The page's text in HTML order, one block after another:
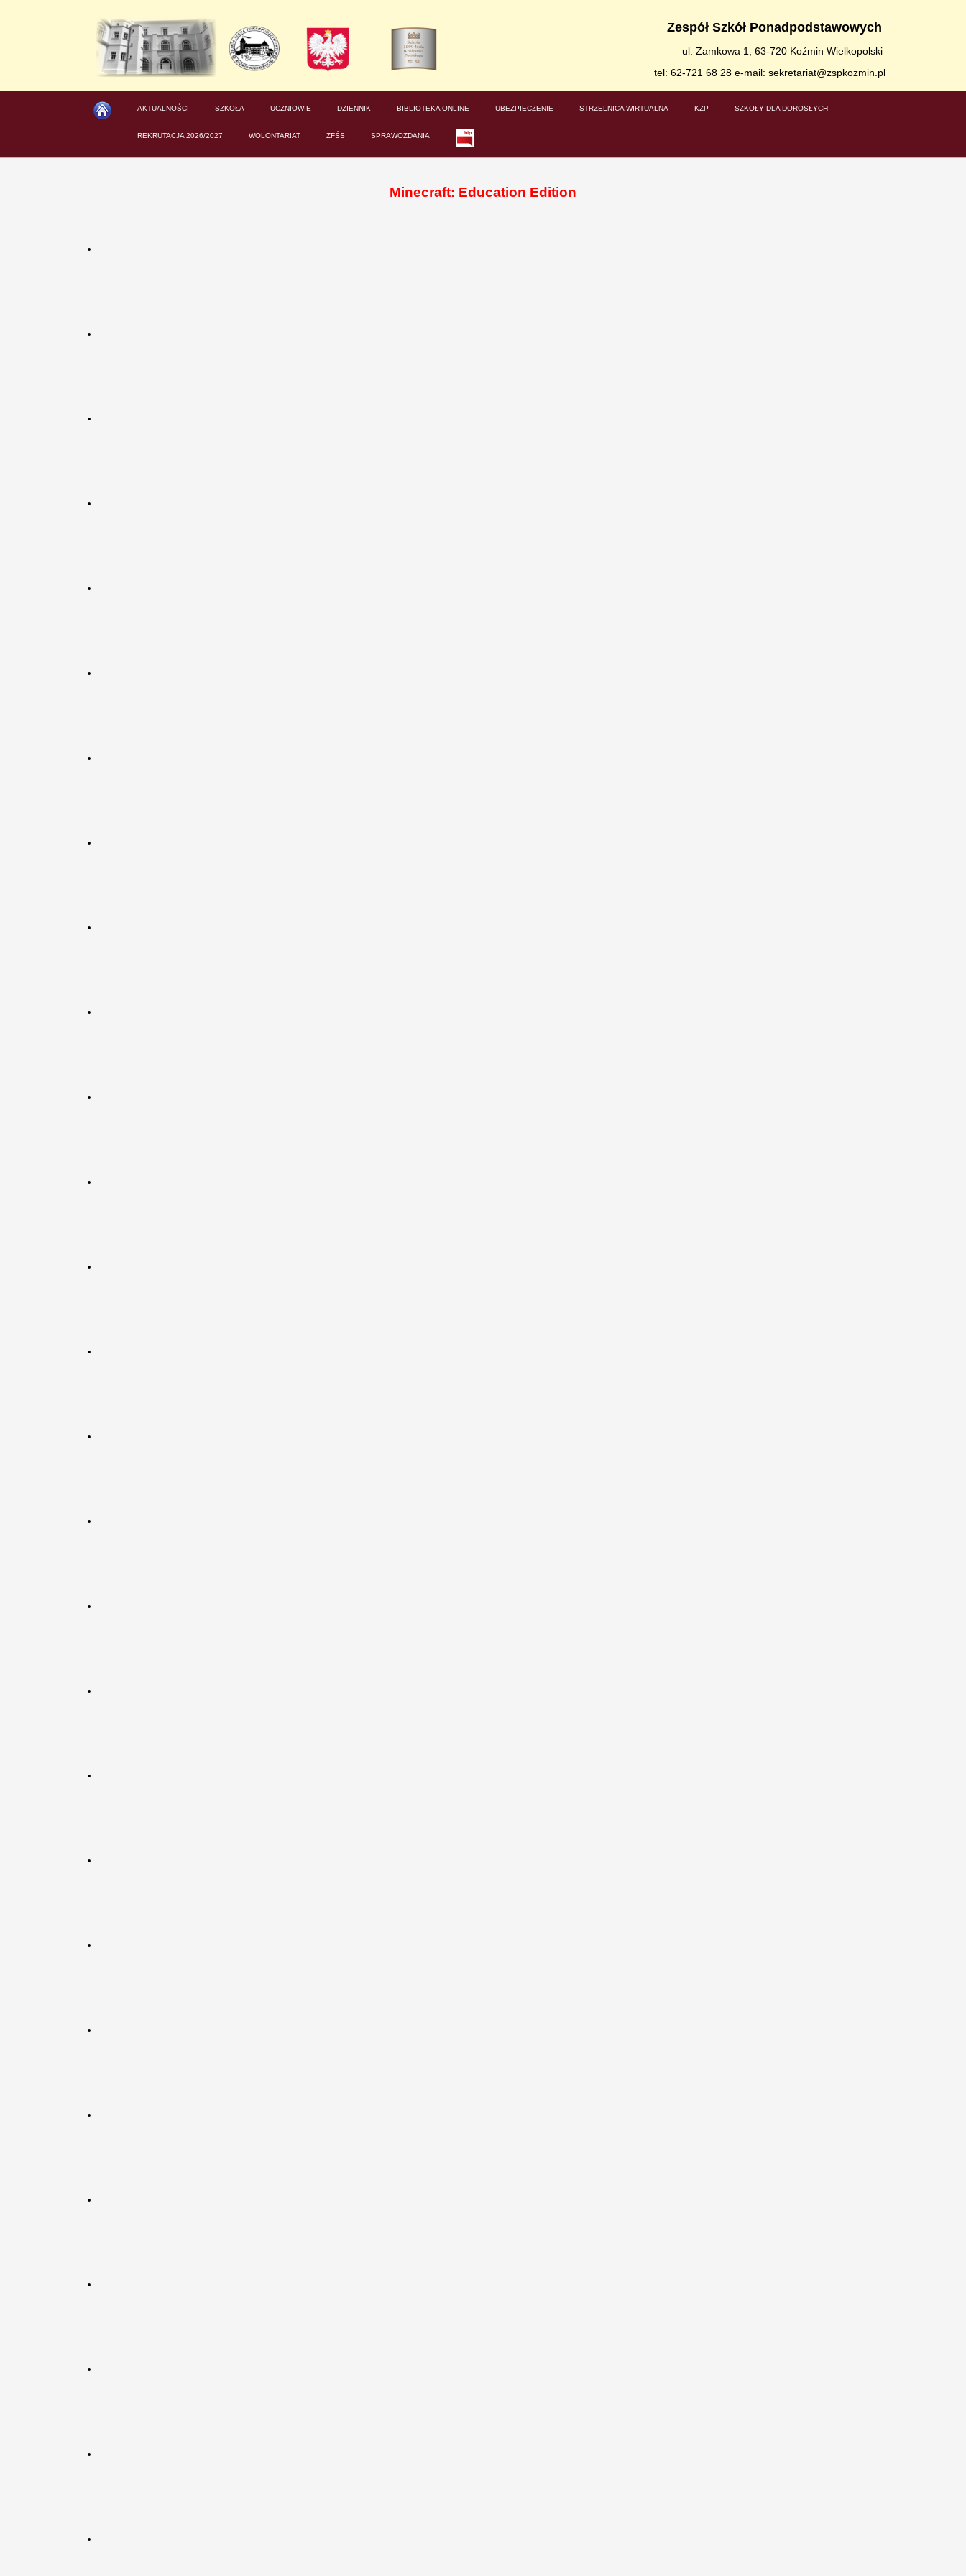
Zespół Szkół Ponadpodstawowych
ul. Zamkowa 1, 63-720 Koźmin Wielkopolski
tel: 62-721 68 28 e-mail: sekretariat@zspkozmin.pl
AKTUALNOŚCI SZKOŁA UCZNIOWIE DZIENNIK BIBLIOTEKA ONLINE UBEZPIECZENIE STRZELNICA WIRTUALNA KZP SZKOŁY DLA DOROSŁYCH
REKRUTACJA 2026/2027 WOLONTARIAT ZFŚS SPRAWOZDANIA
Minecraft: Education Edition